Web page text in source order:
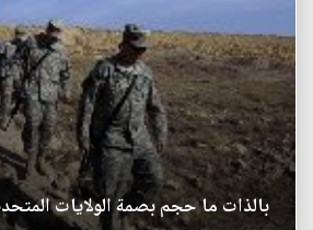
بالذات ما حجم بصمة الولايات